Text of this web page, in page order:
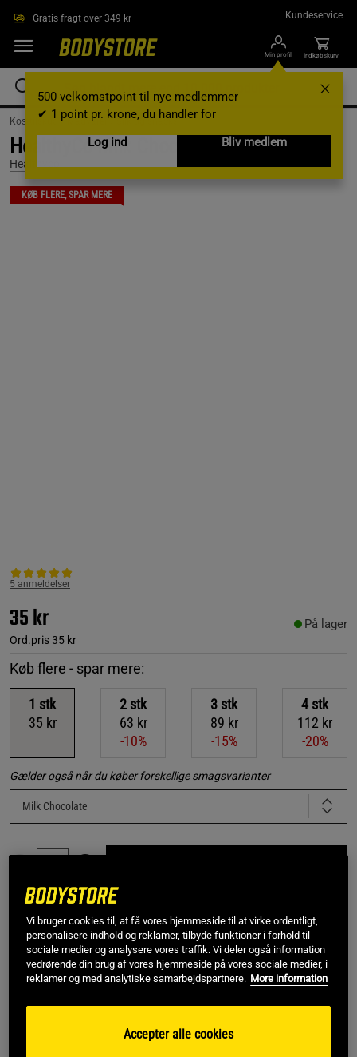
Gratis fragt over 349 kr Kundeservice
Min profil
500 velkomstpoint til nye medlemmer
✔ 1 point pr. krone, du handler for
Log ind
Bliv medlem
Indkøbskurv
Kosttilskud / Madvarer / Slik og snacks
HealthyCo Milk Chocolate 100 g
Healthyco
KØB FLERE, SPAR MERE
5 anmeldelser
35 kr
Ord.pris35 kr
På lager
Køb flere - spar mere:
1 stk
35 kr
2 stk
63 kr
-10%
3 stk
89 kr
-15%
4 stk
112 kr
-20%
Gælder også når du køber forskellige smagsvarianter
Milk Chocolate
SKU #600711R | EAN 7350021422071
HealthyCo Chokoladekage 100 g tilbyder en klassisk
Vi bruger cookies til, at få vores hjemmeside til at virke ordentligt,
personalisere indhold og reklamer, tilbyde funktioner i forhold til
sociale medier og analysere vores traffik. Vi deler også information
vedrørende din brug af vores hjemmeside på vores sociale medier, i
reklamer og med analytiske samarbejdspartnere. More information
Accepter alle cookies